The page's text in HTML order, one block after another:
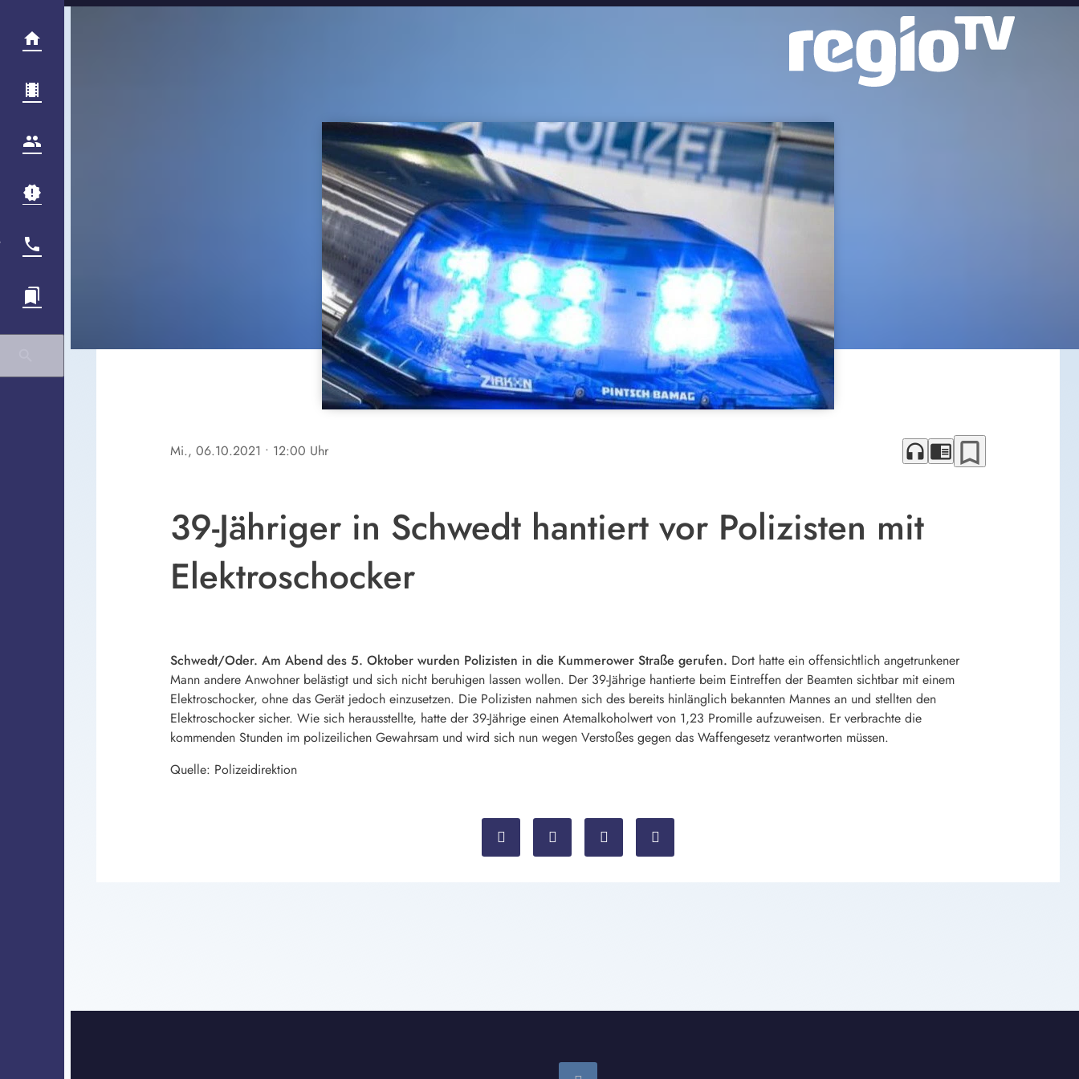
Mi., 06.10.2021 • 12:00 Uhr headphones chrome_reader_mode bookmark_border
39-Jähriger in Schwedt hantiert vor Polizisten mit
Elektroschocker
Schwedt/Oder. Am Abend des 5. Oktober wurden Polizisten in die Kummerower Straße gerufen. Dort hatte ein offensichtlich angetrunkener
Mann andere Anwohner belästigt und sich nicht beruhigen lassen wollen. Der 39-Jährige hantierte beim Eintreffen der Beamten sichtbar mit einem
Elektroschocker, ohne das Gerät jedoch einzusetzen. Die Polizisten nahmen sich des bereits hinlänglich bekannten Mannes an und stellten den
Elektroschocker sicher. Wie sich herausstellte, hatte der 39-Jährige einen Atemalkoholwert von 1,23 Promille aufzuweisen. Er verbrachte die
kommenden Stunden im polizeilichen Gewahrsam und wird sich nun wegen Verstoßes gegen das Waffengesetz verantworten müssen.
Quelle: Polizeidirektion